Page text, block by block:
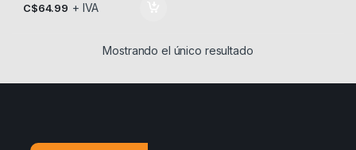
C$64.99 + IVA
Mostrando el único resultado